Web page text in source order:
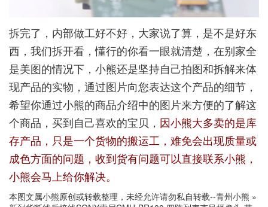
拆完了，内部做工好不好，大家说了算，是不是好东
西，我们拆开看，懂行的你看一眼就清楚，在别家全
是美图的情况下，小熊还是坚持自己拍图和拆解来体
现产品的实物，通过图片向您表达这个产品的细节，
希望你通过小熊的商品介绍中的图片来方便的了解这
个商品，买到自己喜欢的宝贝， 因小熊大多卖的是库
存产品，只是一个货物的搬运工，难免会出现质量或
成色方面的问题，收到货有问题可以直接联系小熊，
小熊会马上给你解决。
本图文属小熊原创或转载整理，未经允许请勿私自转载--青州小熊 »